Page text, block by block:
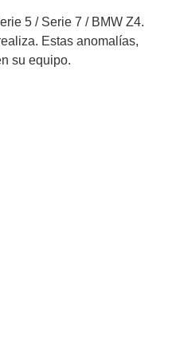
5 / Serie 7 / BMW Z4.
Estas anomalías,
su equipo.